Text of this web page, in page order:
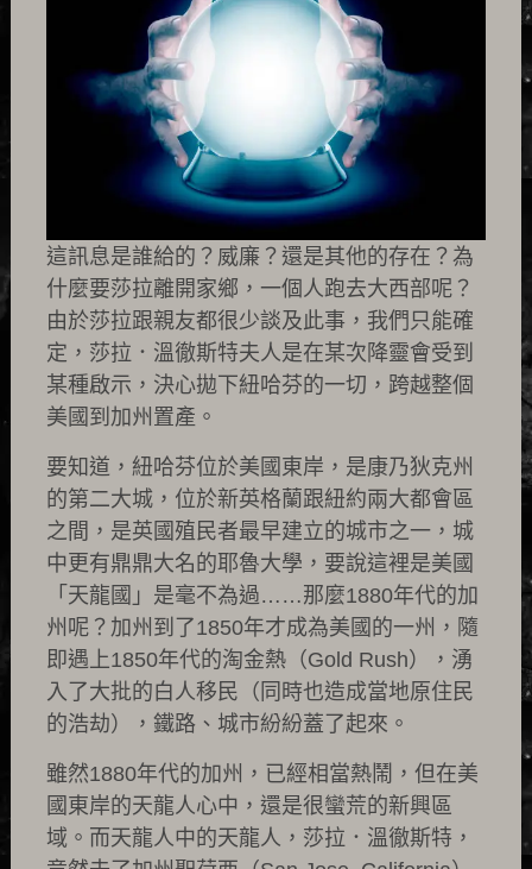
這訊息是誰給的？威廉？還是其他的存在？為
什麼要莎拉離開家鄉，一個人跑去大西部呢？
由於莎拉跟親友都很少談及此事，我們只能確
定，莎拉．溫徹斯特夫人是在某次降靈會受到
某種啟示，決心拋下紐哈芬的一切，跨越整個
美國到加州置產。
要知道，紐哈芬位於美國東岸，是康乃狄克州
的第二大城，位於新英格蘭跟紐約兩大都會區
之間，是英國殖民者最早建立的城市之一，城
中更有鼎鼎大名的耶魯大學，要說這裡是美國
「天龍國」是毫不為過……那麼1880年代的加
州呢？加州到了1850年才成為美國的一州，隨
即遇上1850年代的淘金熱（Gold Rush），湧
入了大批的白人移民（同時也造成當地原住民
的浩劫），鐵路、城市紛紛蓋了起來。
雖然1880年代的加州，已經相當熱鬧，但在美
國東岸的天龍人心中，還是很蠻荒的新興區
域。而天龍人中的天龍人，莎拉．溫徹斯特，